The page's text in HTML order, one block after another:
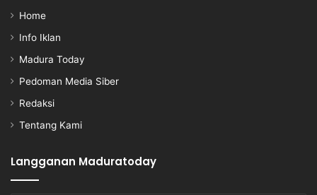
Home
Info Iklan
Madura Today
Pedoman Media Siber
Redaksi
Tentang Kami
Langganan Maduratoday